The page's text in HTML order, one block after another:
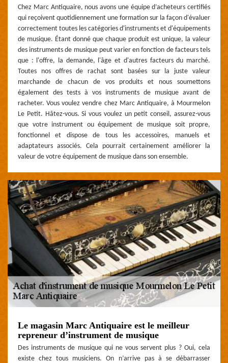
Chez Marc Antiquaire, nous avons une équipe d’acheteurs certifiés
qui reçoivent quotidiennement une formation sur la façon d'évaluer
correctement toutes les catégories d'instruments et d'équipements
de musique. Étant donné que chaque produit est unique, la valeur
des instruments de musique peut varier en fonction de facteurs tels
que : l'offre, la demande, l'âge et d'autres facteurs du marché.
Toutes nos offres de rachat sont basées sur la juste valeur
marchande de chacun de vos produits et nous soumettons
également des tests à vos instruments de musique avant de
racheter. Vous voulez vendre chez Marc Antiquaire, à Mourmelon
Le Petit. Hâtez-vous. Si vous voulez un petit conseil, assurez-vous
que votre instrument ou équipement de musique soit propre,
fonctionnel et dispose de tous les accessoires, manuels et
adaptateurs associés. Cela pourrait certainement améliorer la
valeur de votre équipement de musique dans son ensemble.
Le magasin Marc Antiquaire est le meilleur
repreneur d’instrument de musique
Des instruments de musique qui ne vous servent plus ? Oui, cela
existe chez tous musiciens. On n’arrive pas à se débarrasser